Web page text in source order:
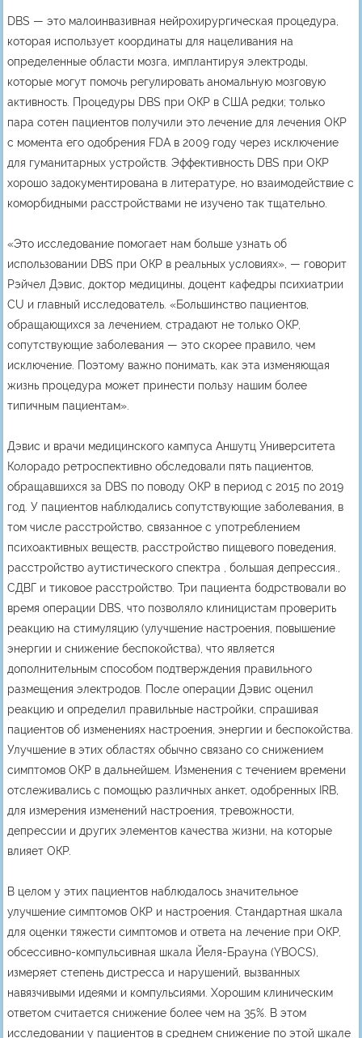
DBS — это малоинвазивная нейрохирургическая процедура,
которая использует координаты для нацеливания на
определенные области мозга, имплантируя электроды,
которые могут помочь регулировать аномальную мозговую
активность. Процедуры DBS при ОКР в США редки; только
пара сотен пациентов получили это лечение для лечения ОКР
с момента его одобрения FDA в 2009 году через исключение
для гуманитарных устройств. Эффективность DBS при ОКР
хорошо задокументирована в литературе, но взаимодействие с
коморбидными расстройствами не изучено так тщательно.
«Это исследование помогает нам больше узнать об
использовании DBS при ОКР в реальных условиях», — говорит
Рэйчел Дэвис, доктор медицины, доцент кафедры психиатрии
CU и главный исследователь. «Большинство пациентов,
обращающихся за лечением, страдают не только ОКР,
сопутствующие заболевания — это скорее правило, чем
исключение. Поэтому важно понимать, как эта изменяющая
жизнь процедура может принести пользу нашим более
типичным пациентам».
Дэвис и врачи медицинского кампуса Аншутц Университета
Колорадо ретроспективно обследовали пять пациентов,
обращавшихся за DBS по поводу ОКР в период с 2015 по 2019
год. У пациентов наблюдались сопутствующие заболевания, в
том числе расстройство, связанное с употреблением
психоактивных веществ, расстройство пищевого поведения,
расстройство аутистического спектра , большая депрессия.,
СДВГ и тиковое расстройство. Три пациента бодрствовали во
время операции DBS, что позволяло клиницистам проверить
реакцию на стимуляцию (улучшение настроения, повышение
энергии и снижение беспокойства), что является
дополнительным способом подтверждения правильного
размещения электродов. После операции Дэвис оценил
реакцию и определил правильные настройки, спрашивая
пациентов об изменениях настроения, энергии и беспокойства.
Улучшение в этих областях обычно связано со снижением
симптомов ОКР в дальнейшем. Изменения с течением времени
отслеживались с помощью различных анкет, одобренных IRB,
для измерения изменений настроения, тревожности,
депрессии и других элементов качества жизни, на которые
влияет ОКР.
В целом у этих пациентов наблюдалось значительное
улучшение симптомов ОКР и настроения. Стандартная шкала
для оценки тяжести симптомов и ответа на лечение при ОКР,
обсессивно-компульсивная шкала Йеля-Брауна (YBOCS),
измеряет степень дистресса и нарушений, вызванных
навязчивыми идеями и компульсиями. Хорошим клиническим
ответом считается снижение более чем на 35%. В этом
исследовании у пациентов в среднем снижение по этой шкале